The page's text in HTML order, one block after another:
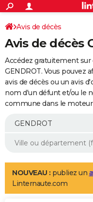
ACTUALITÉS
Politique
Société
Faits Divers
Education
Monde
Villes
+
SPORT
Coupe du monde 2026
Football
Tennis
Cyclisme
Rugby
Forum
Programme TV
TNT
Streaming
Cinéma
Sorties cinéma
Musique
+
FINANCE
Retraite
Epargne
Immobilier
Risques naturels par ville
Banque
Assurance
AUTO
Essais
Réserver un essai
Citadines
Berlines
SUV
Forum auto
+
Mobiles
Meilleur smartphone
Internet
Ordinateurs
Jeux vidéo
Guide high-tech
Aménagement intérieur
LIFESTYLE
Art de vivre
Bien-être
Loisirs
Mode
Modes de vie
Avis de décès
Avis de décès
Accédez gratuitement sur
GENDROT. Vous pouvez
avis de décès ou un avis
nom d'un défunt et/ou le
commune dans le
NOUVEAU : publiez un
Linternaute.com